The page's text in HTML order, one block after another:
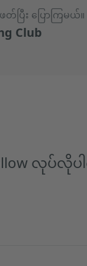
ဖတ်ပြီး ပြောကြမယ်။
Club
လုပ်လိုပ